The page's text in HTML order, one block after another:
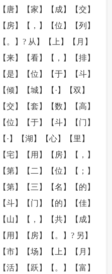
唐】【家】【成】【交】
房】【，】【位】【列】
。】? 从】【上】【月】
来】【看】【，】【排】
是】【位】【于】【斗】
倾】【城】【·】【双】
交】【套】【数】【高】
位】【于】【斗】【门】
·】【湖】【心】【里】
宅】【用】【房】【，】
第】【二】【位】【；】
第】【三】【名】【的】
斗】【门】【的】【佳】
山】【，】【共】【成】
用】【房】【。】? 另】
市】【场】【上】【月】
活】【跃】【。】【富】